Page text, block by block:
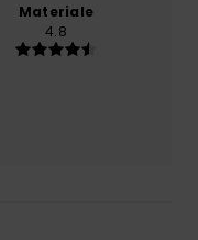
Materiale
4.8